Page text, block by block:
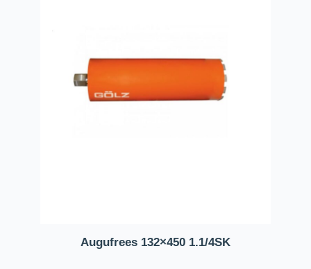
Augufrees 132×450 1.1/4SK